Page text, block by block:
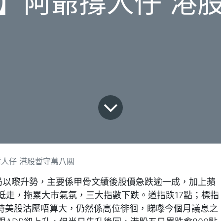
仔 港股暫守萬八關
嚟升勢，主要係甲骨文績後股價急跌逾一成，加上蘋
走，拖累大市氣氛，三大指數下跌。道指跌17點；標指
股沽壓唔算大，仍然係高位徘徊，睇嚟今個月議息之